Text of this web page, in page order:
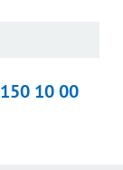
150 10 00